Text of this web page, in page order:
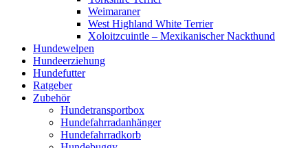
Weimaraner
West Highland White Terrier
Xoloitzcuintle – Mexikanischer Nackthund
Hundewelpen
Hundeerziehung
Hundefutter
Ratgeber
Zubehör
Hundetransportbox
Hundefahrradanhänger
Hundefahrradkorb